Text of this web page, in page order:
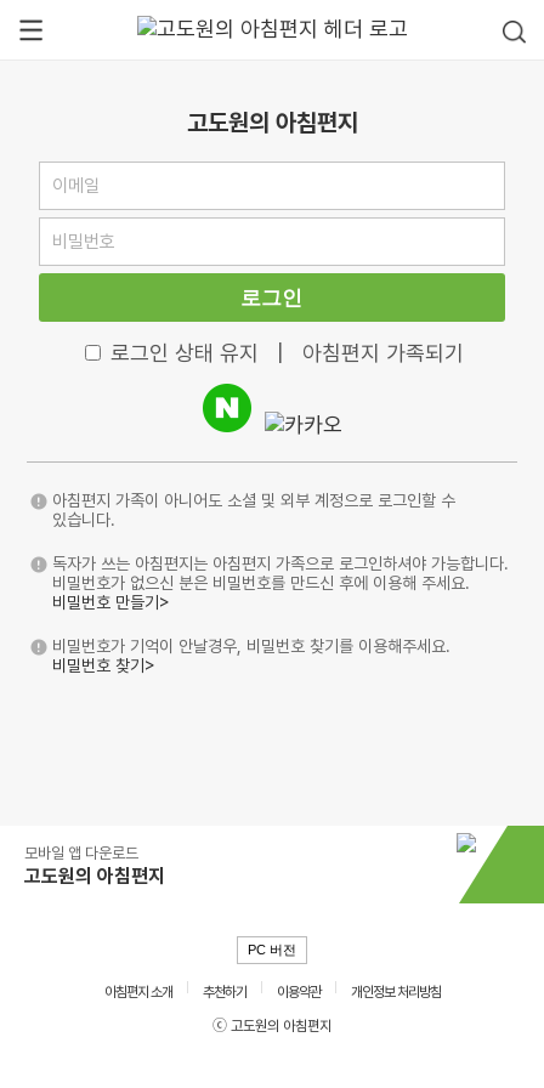
고도원의 아침편지
로그인
로그인 상태 유지 아침편지 가족되기
아침편지 가족이 아니어도 소셜 및 외부 계정으로 로그인할 수
있습니다.
독자가 쓰는 아침편지는 아침편지 가족으로 로그인하셔야 가능합니다.
비밀번호가 없으신 분은 비밀번호를 만드신 후에 이용해 주세요.
비밀번호 만들기>
비밀번호가 기억이 안날경우, 비밀번호 찾기를 이용해주세요.
비밀번호 찾기>
모바일 앱 다운로드
고도원의 아침편지
PC 버전
아침편지 소개 추천하기 이용약관
개인정보 처리방침
ⓒ 고도원의 아침편지